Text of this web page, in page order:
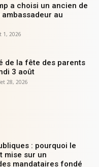
a choisi un ancien de
ambassadeur au
1, 2026
de la fête des parents
3 août
28, 2026
: pourquoi le
mise sur un
mandataires fondé